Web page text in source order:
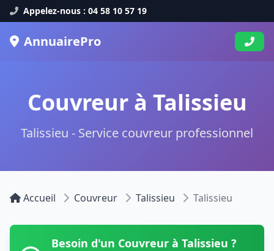
Appelez-nous : 04 58 10 57 19
AnnuairePro
Couvreur à Talissieu
Talissieu - Service couvreur professionnel
Accueil Couvreur Talissieu Talissieu
Besoin d'un Couvreur à Talissieu ?